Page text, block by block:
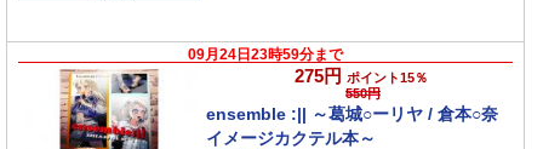
09月24日23時59分まで
275円 ポイント15％
550円
ensemble :|| ～葛城○ーリヤ / 倉本○奈
イメージカクテル本～